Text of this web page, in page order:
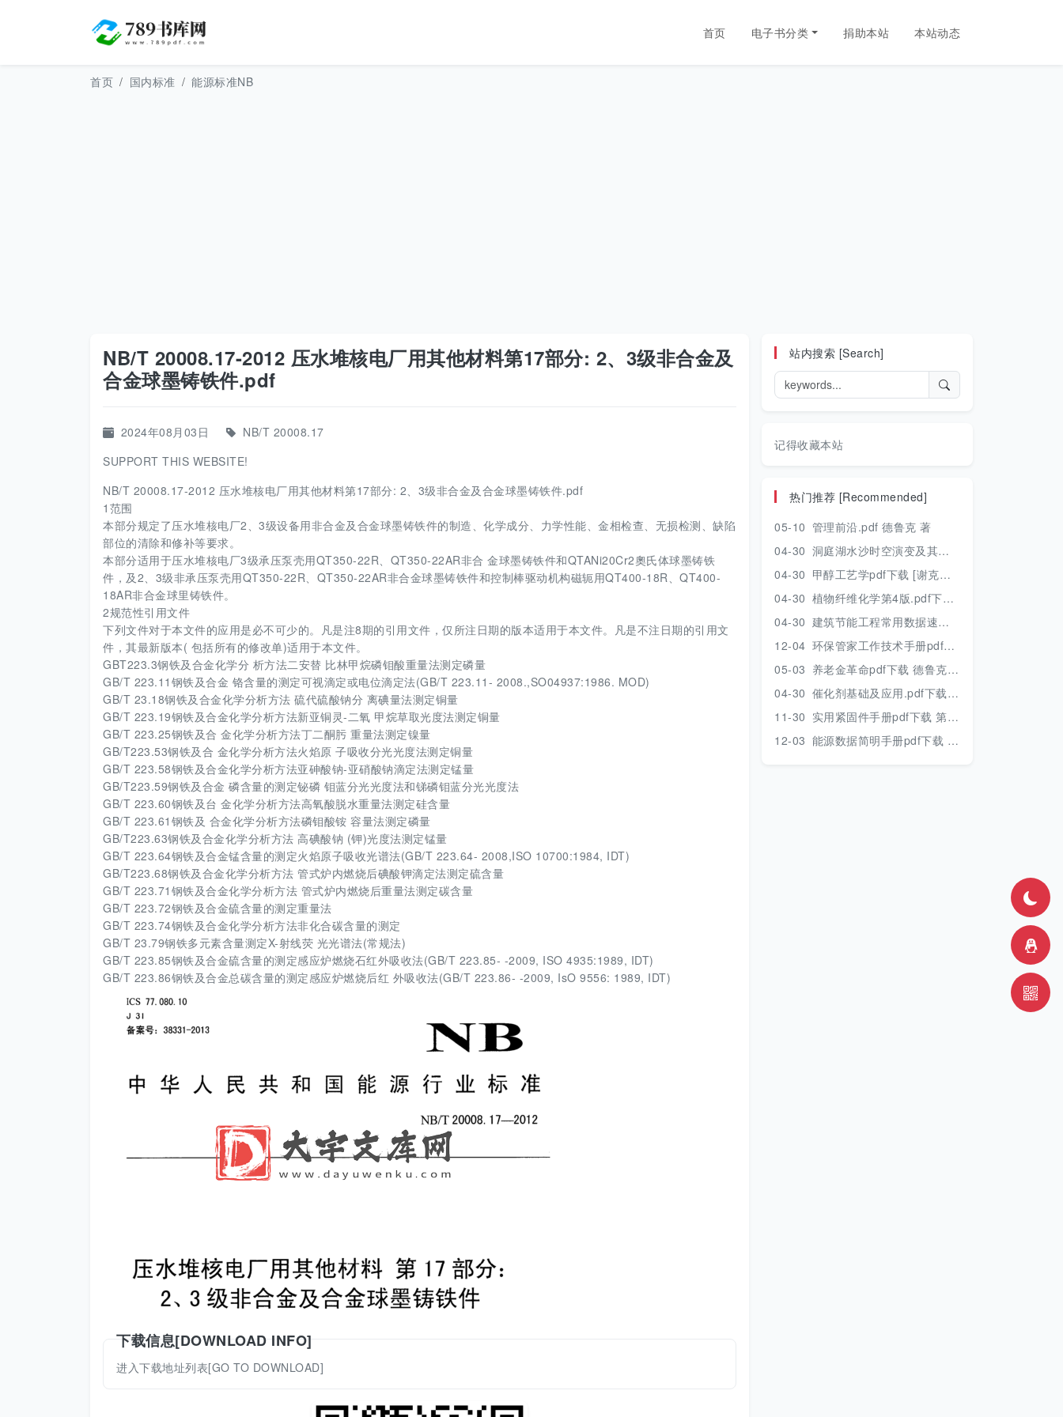
首页 电子书分类 捐助本站 本站动态
首页 国内标准 能源标准NB
NB/T 20008.17-2012 压水堆核电厂用其他材料第17部分: 2、3级非合金及
合金球墨铸铁件.pdf
2024年08月03日
NB/T 20008.17
SUPPORT THIS WEBSITE!
NB/T 20008.17-2012 压水堆核电厂用其他材料第17部分: 2、3级非合金及合金球墨铸铁件.pdf
1范围
本部分规定了压水堆核电厂2、3级设备用非合金及合金球墨铸铁件的制造、化学成分、力学性能、金相检查、无损检测、缺陷
部位的清除和修补等要求。
本部分适用于压水堆核电厂3级承压泵壳用QT350-22R、QT350-22AR非合 金球墨铸铁件和QTANi20Cr2奧氏体球墨铸铁
件，及2、3级非承压泵壳用QT350-22R、QT350-22AR非合金球墨铸铁件和控制棒驱动机构磁轭用QT400-18R、QT400-
18AR非合金球里铸铁件。
2规范性引用文件
下列文件对于本文件的应用是必不可少的。凡是注8期的引用文件，仅所注日期的版本适用于本文件。凡是不注日期的引用文
件，其最新版本( 包括所有的修改单)适用于本文件。
GBT223.3钢铁及合金化学分 析方法二安替 比林甲烷磷钼酸重量法测定磷量
GB/T 223.11钢铁及合金 铬含量的测定可视滴定或电位滴定法(GB/T 223.11- 2008.,SO04937:1986. MOD)
GB/T 23.18钢铁及合金化学分析方法 硫代硫酸钠分 离碘量法测定铜量
GB/T 223.19钢铁及合金化学分析方法新亚铜灵-二氧 甲烷草取光度法测定铜量
GB/T 223.25钢铁及合 金化学分析方法丁二酮肟 重量法测定镍量
GB/T223.53钢铁及合 金化学分析方法火焰原 子吸收分光光度法测定铜量
GB/T 223.58钢铁及合金化学分析方法亚砷酸钠-亚硝酸钠滴定法测定锰量
GB/T223.59钢铁及合金 磷含量的测定铋磷 钼蓝分光光度法和锑磷钼蓝分光光度法
GB/T 223.60钢铁及台 金化学分析方法高氧酸脱水重量法测定硅含量
GB/T 223.61钢铁及 合金化学分析方法磷钼酸铵 容量法测定磷量
GB/T223.63钢铁及合金化学分析方法 高碘酸钠 (钾)光度法测定锰量
GB/T 223.64钢铁及合金锰含量的测定火焰原子吸收光谱法(GB/T 223.64- 2008,ISO 10700:1984, IDT)
GB/T223.68钢铁及合金化学分析方法 管式炉内燃烧后碘酸钾滴定法测定硫含量
GB/T 223.71钢铁及合金化学分析方法 管式炉内燃烧后重量法测定碳含量
GB/T 223.72钢铁及合金硫含量的测定重量法
GB/T 223.74钢铁及合金化学分析方法非化合碳含量的测定
GB/T 23.79钢铁多元素含量测定X-射线荧 光光谱法(常规法)
GB/T 223.85钢铁及合金硫含量的测定感应炉燃烧石红外吸收法(GB/T 223.85- -2009, ISO 4935:1989, IDT)
GB/T 223.86钢铁及合金总碳含量的测定感应炉燃烧后红 外吸收法(GB/T 223.86- -2009, IsO 9556: 1989, IDT)
下载信息[DOWNLOAD INFO]
进入下载地址列表[GO TO DOWNLOAD]
站内搜索 [Search]
记得收藏本站
热门推荐 [Recommended]
05-10 管理前沿.pdf 德鲁克 著
04-30 洞庭湖水沙时空演变及其对水资源安全的影响研究.pdf 胡光伟 著 2017年版
04-30 甲醇工艺学pdf下载 [谢克昌 房鼎业主编] 2010年版
04-30 植物纤维化学第4版.pdf下载 [裴继诚主编] 2012年版
04-30 建筑节能工程常用数据速查手册.pdf下载 [陈慢勤著] 2010年版
12-04 环保管家工作技术手册pdf下载 2019年版
05-03 养老金革命pdf下载 德鲁克 著
04-30 催化剂基础及应用.pdf下载 [季生福 张谦温 赵彬侠编] 2011年版
11-30 实用紧固件手册pdf下载 第三版 2018年版
12-03 能源数据简明手册pdf下载 2017版